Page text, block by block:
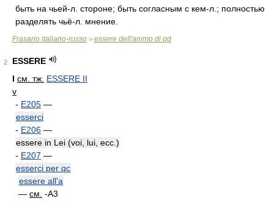
быть на чьей-л. стороне; быть согласным с кем-л.; полностью
разделять чьё-л. мнение.
Frasario italiano-russo > essere dell'animo di qd
2
ESSERE
I см. тж. ESSERE II
v
- E205 —
esserci
- E206 —
essere in Lei (voi, lui, ecc.)
- E207 —
esserci per qc
essere all'a
— см. -A3